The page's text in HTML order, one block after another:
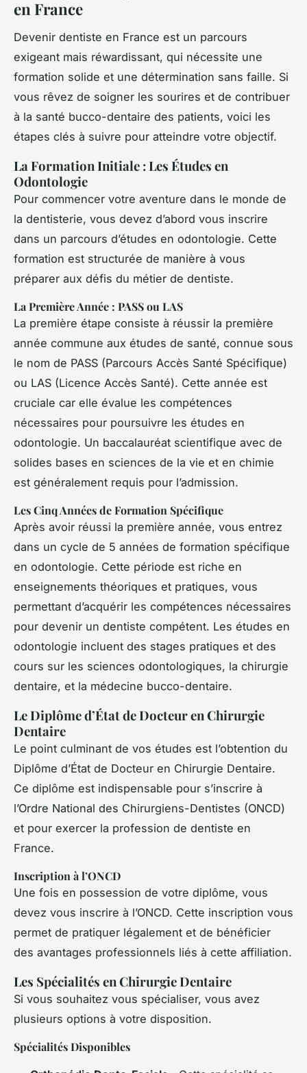
en France
Devenir dentiste en France est un parcours
exigeant mais réwardissant, qui nécessite une
formation solide et une détermination sans faille. Si
vous rêvez de soigner les sourires et de contribuer
à la santé bucco-dentaire des patients, voici les
étapes clés à suivre pour atteindre votre objectif.
La Formation Initiale : Les Études en
Odontologie
Pour commencer votre aventure dans le monde de
la dentisterie, vous devez d’abord vous inscrire
dans un parcours d’études en odontologie. Cette
formation est structurée de manière à vous
préparer aux défis du métier de dentiste.
La Première Année : PASS ou LAS
La première étape consiste à réussir la première
année commune aux études de santé, connue sous
le nom de PASS (Parcours Accès Santé Spécifique)
ou LAS (Licence Accès Santé). Cette année est
cruciale car elle évalue les compétences
nécessaires pour poursuivre les études en
odontologie. Un baccalauréat scientifique avec de
solides bases en sciences de la vie et en chimie
est généralement requis pour l’admission.
Les Cinq Années de Formation Spécifique
Après avoir réussi la première année, vous entrez
dans un cycle de 5 années de formation spécifique
en odontologie. Cette période est riche en
enseignements théoriques et pratiques, vous
permettant d’acquérir les compétences nécessaires
pour devenir un dentiste compétent. Les études en
odontologie incluent des stages pratiques et des
cours sur les sciences odontologiques, la chirurgie
dentaire, et la médecine bucco-dentaire.
Le Diplôme d’État de Docteur en Chirurgie
Dentaire
Le point culminant de vos études est l’obtention du
Diplôme d’État de Docteur en Chirurgie Dentaire.
Ce diplôme est indispensable pour s’inscrire à
l’Ordre National des Chirurgiens-Dentistes (ONCD)
et pour exercer la profession de dentiste en
France.
Inscription à l’ONCD
Une fois en possession de votre diplôme, vous
devez vous inscrire à l’ONCD. Cette inscription vous
permet de pratiquer légalement et de bénéficier
des avantages professionnels liés à cette affiliation.
Les Spécialités en Chirurgie Dentaire
Si vous souhaitez vous spécialiser, vous avez
plusieurs options à votre disposition.
Spécialités Disponibles